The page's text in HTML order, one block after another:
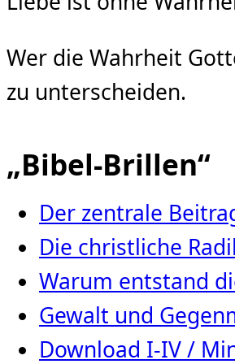
Wer die Wahrheit
zu unterscheiden.
„Bibel-Brillen“
Der zentrale
Die christliche
Warum entstand
Gewalt und
Download I-IV /